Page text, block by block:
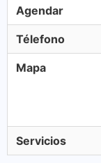
Agendar
Télefono
Mapa
Servicios